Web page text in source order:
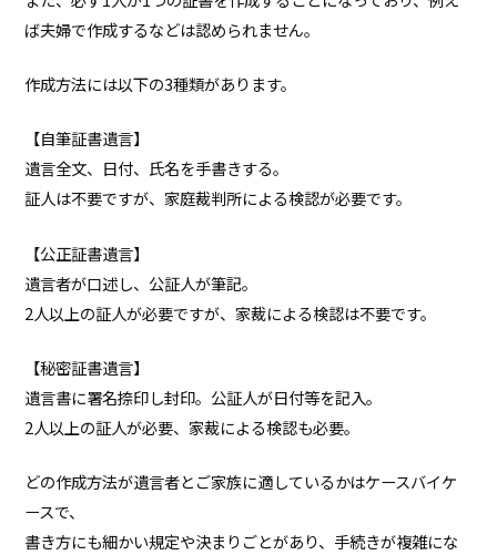
ば夫婦で作成するなどは認められません。
作成方法には以下の3種類があります。
【自筆証書遺言】
遺言全文、日付、氏名を手書きする。
証人は不要ですが、家庭裁判所による検認が必要です。
【公正証書遺言】
遺言者が口述し、公証人が筆記。
2人以上の証人が必要ですが、家裁による検認は不要です。
【秘密証書遺言】
遺言書に署名捺印し封印。公証人が日付等を記入。
2人以上の証人が必要、家裁による検認も必要。
どの作成方法が遺言者とご家族に適しているかはケースバイケ
ースで、
書き方にも細かい規定や決まりごとがあり、手続きが複雑にな